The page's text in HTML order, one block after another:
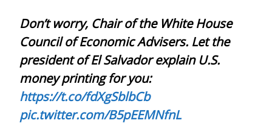
Don’t worry, Chair of the White House
Council of Economic Advisers. Let the
president of El Salvador explain U.S.
money printing for you:
https://t.co/fdXgSblbCb
pic.twitter.com/B5pEEMNfnL